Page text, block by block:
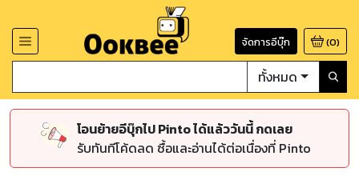
จัดการอีบุ๊ก (0)
ทั้งหมด
โอนย้ายอีบุ๊กไป Pinto ได้แล้ววันนี้ กดเลย
รับทันทีโค้ดลด ซื้อและอ่านได้ต่อเนื่องที่ Pinto